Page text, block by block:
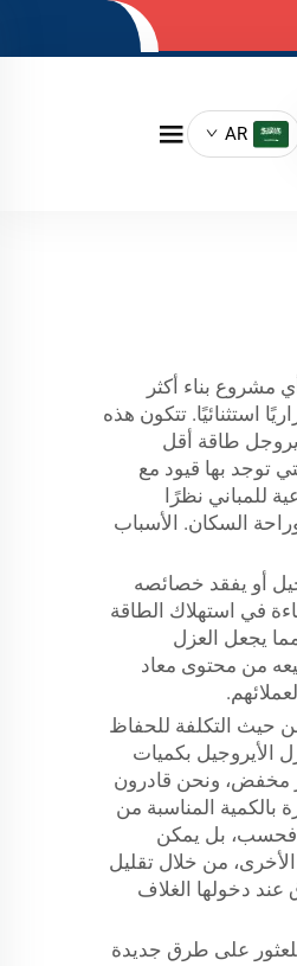
AR
مشروع بناء أكثر
استثنائيًا. تتكون هذه
طاقة أقل
توجد بها قيود مع
للمباني نظرًا
السكان. الأسباب
أو يفقد خصائصه
في استهلاك الطاقة
يجعل العزل
من محتوى معاد
حيث التكلفة للحفاظ
الأيروجيل بكميات
مخفض، ونحن قادرون
بالكمية المناسبة من
فحسب، بل يمكن
من خلال تقليل
عند دخولها الغلاف
على طرق جديدة